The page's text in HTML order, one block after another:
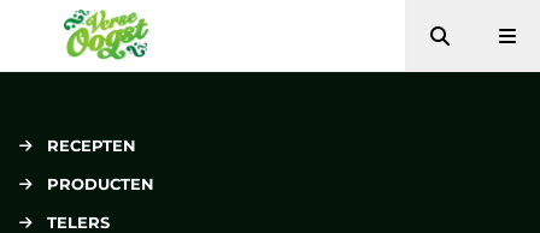
Verse Oogst
Zoeken
RECEPTEN
PRODUCTEN
TELERS